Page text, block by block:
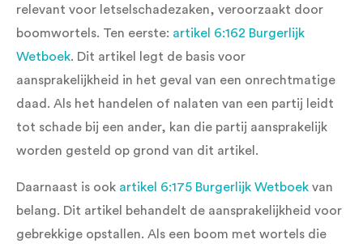
relevant voor letselschadezaken, veroorzaakt door
boomwortels. Ten eerste: artikel 6:162 Burgerlijk
Wetboek. Dit artikel legt de basis voor
aansprakelijkheid in het geval van een onrechtmatige
daad. Als het handelen of nalaten van een partij leidt
tot schade bij een ander, kan die partij aansprakelijk
worden gesteld op grond van dit artikel.
Daarnaast is ook artikel 6:175 Burgerlijk Wetboek van
belang. Dit artikel behandelt de aansprakelijkheid voor
gebrekkige opstallen. Als een boom met wortels die